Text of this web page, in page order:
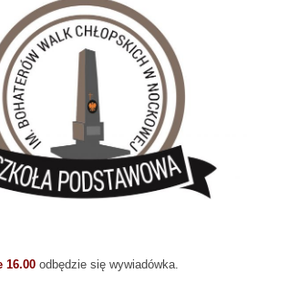
16.00 odbędzie się wywiadówka.